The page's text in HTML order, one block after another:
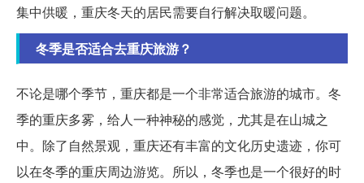
集中供暖，重庆冬天的居民需要自行解决取暖问题。
冬季是否适合去重庆旅游？
不论是哪个季节，重庆都是一个非常适合旅游的城市。冬
季的重庆多雾，给人一种神秘的感觉，尤其是在山城之
中。除了自然景观，重庆还有丰富的文化历史遗迹，你可
以在冬季的重庆周边游览。所以，冬季也是一个很好的时